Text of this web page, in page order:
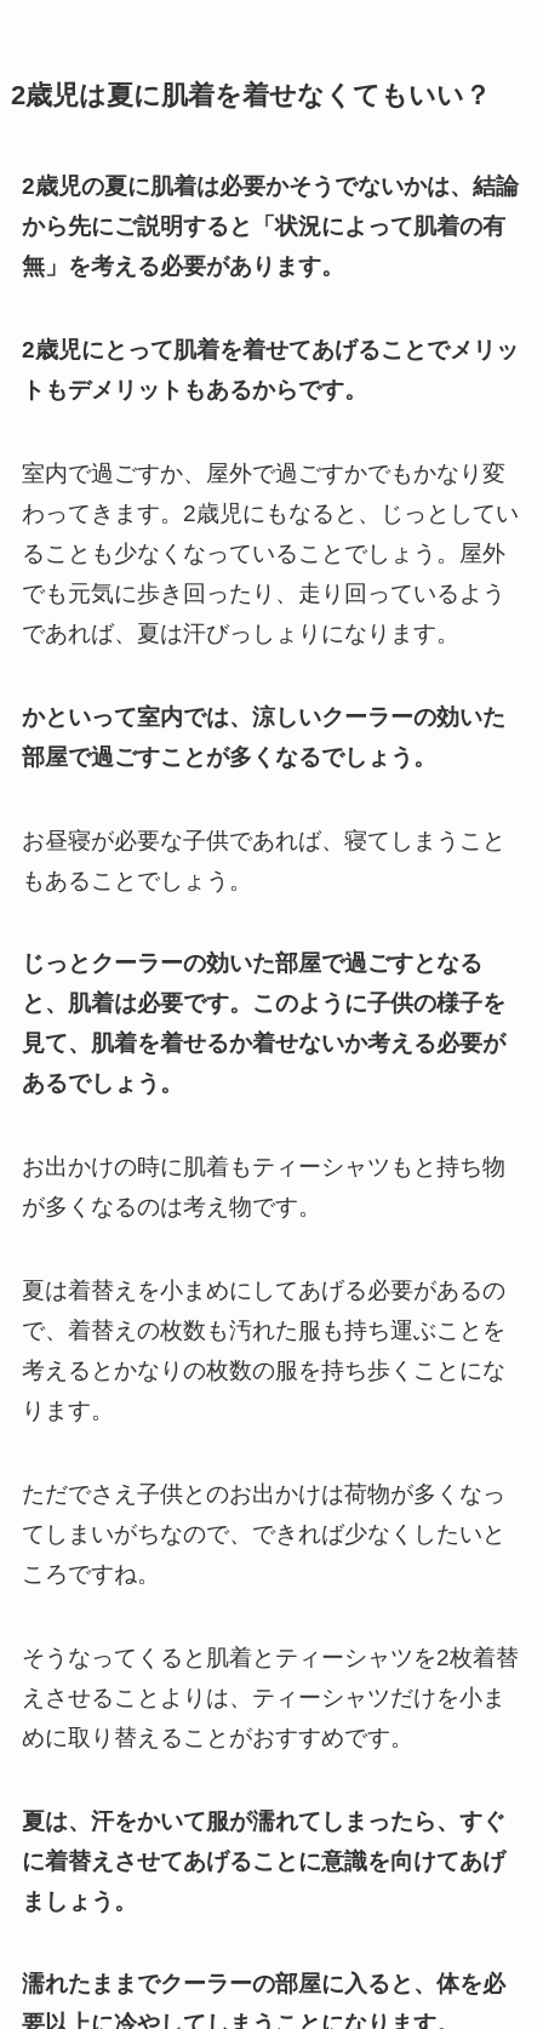
2歳児は夏に肌着を着せなくてもいい？
2歳児の夏に肌着は必要かそうでないかは、結論
から先にご説明すると「状況によって肌着の有
無」を考える必要があります。
2歳児にとって肌着を着せてあげることでメリッ
トもデメリットもあるからです。
室内で過ごすか、屋外で過ごすかでもかなり変
わってきます。 2歳児にもなると、じっとしてい
ることも少なくなっていることでしょう。 屋外
でも元気に歩き回ったり、走り回っているよう
であれば、夏は汗びっしょりになります。
かといって室内では、涼しいクーラーの効いた
部屋で過ごすことが多くなるでしょう。
お昼寝が必要な子供であれば、寝てしまうこと
もあることでしょう。
じっとクーラーの効いた部屋で過ごすとなる
と、肌着は必要です。 このように子供の様子を
見て、肌着を着せるか着せないか考える必要が
あるでしょう。
お出かけの時に肌着もティーシャツもと持ち物
が多くなるのは考え物です。
夏は着替えを小まめにしてあげる必要があるの
で、着替えの枚数も汚れた服も持ち運ぶことを
考えるとかなりの枚数の服を持ち歩くことにな
ります。
ただでさえ子供とのお出かけは荷物が多くなっ
てしまいがちなので、できれば少なくしたいと
ころですね。
そうなってくると肌着とティーシャツを2枚着替
えさせることよりは、ティーシャツだけを小ま
めに取り替えることがおすすめです。
夏は、汗をかいて服が濡れてしまったら、すぐ
に着替えさせてあげることに意識を向けてあげ
ましょう。
濡れたままでクーラーの部屋に入ると、体を必